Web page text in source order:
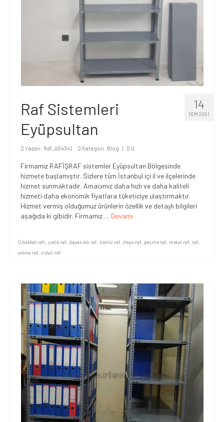
14
TEM 2021
Raf Sistemleri
Eyüpsultan
Yazarı: Raf_is3434| Kategori: Blog | 0
Firmamız RAFİŞRAF sistemler Eyüpsultan Bölgesinde
hizmete başlamıştır. Sizlere tüm İstanbul içi il ve ilçelerinde
hizmet sunmaktadır. Amacımız daha hızlı ve daha kaliteli
hizmeti daha ekonomik fiyatlara tüketiciye ulaştırmaktır.
Hizmet vermiş olduğumuz ürünlerin özellik ve detaylı bilgileri
aşağıda ki gibidir. Firmamız … Devamı
bakkal rafı, çelik raf, dayanıklı raf, demir raf, depo raf, geçme raf, metal raf, raf,
sıkma raf, vidalı raf